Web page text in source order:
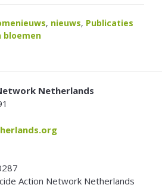
, nieuws, Publicaties
bloemen
Netherlands
Action Network Netherlands